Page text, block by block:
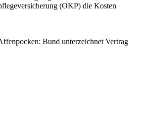
(OKP) die Kosten
Bund unterzeichnet Vertrag